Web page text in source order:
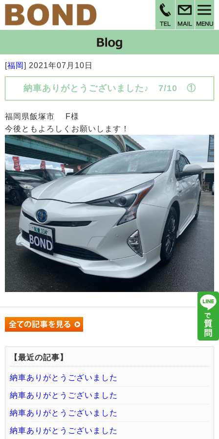
[福岡] 2021年07月10日
納車ありがとうございました♪ 7/10 ①
福岡県飯塚市 F様
今後ともよろしくお願いします！
【最近の記事】
納車ありがとうございました
納車ありがとうございました
納車ありがとうございました
納車ありがとうございました